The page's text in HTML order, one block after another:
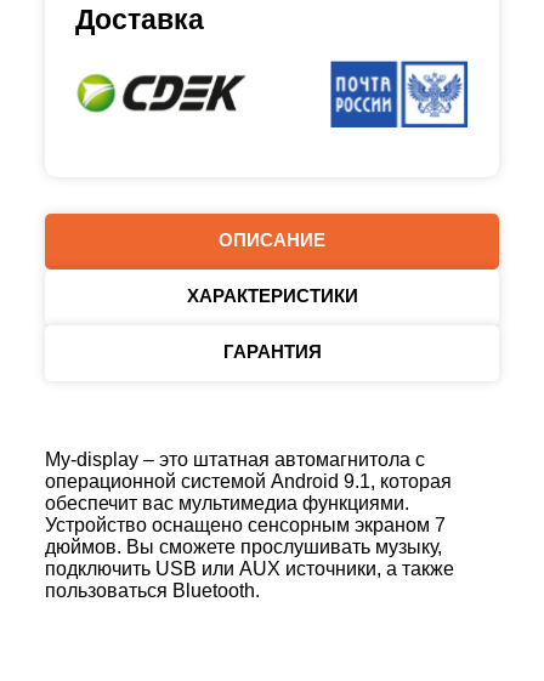
ОПИСАНИЕ
ХАРАКТЕРИСТИКИ
ГАРАНТИЯ
My-display – это штатная автомагнитола с
операционной системой Android 9.1, которая
обеспечит вас мультимедиа функциями.
Устройство оснащено сенсорным экраном 7
дюймов. Вы сможете прослушивать музыку,
подключить USB или AUX источники, а также
пользоваться Bluetooth.
Доставка